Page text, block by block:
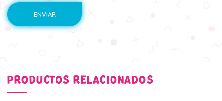
PRODUCTOS RELACIONADOS